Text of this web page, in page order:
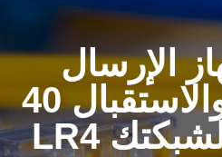
الإرسال
والاستقبال 40G QSFP+